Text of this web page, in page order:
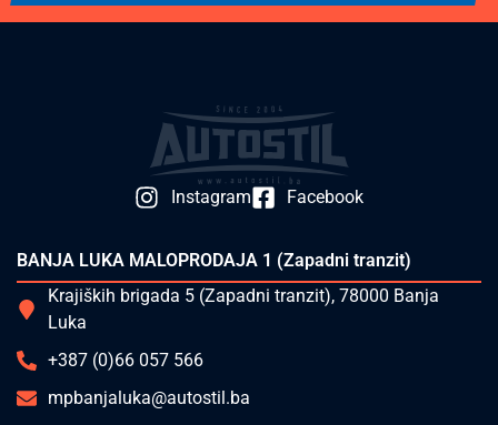
Instagram Facebook
BANJA LUKA MALOPRODAJA 1 (Zapadni tranzit)
Krajiških brigada 5 (Zapadni tranzit), 78000 Banja
Luka
+387 (0)66 057 566
mpbanjaluka@autostil.ba